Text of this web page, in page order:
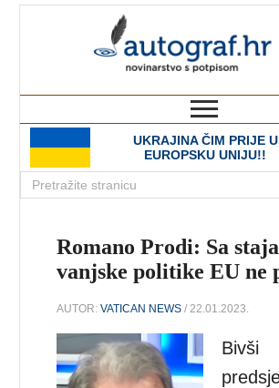
UKRAJINA ČIM PRIJE U
EUROPSKU UNIJU!!
Romano Prodi: Sa
vanjske politike EU ne
AUTOR:VATICAN NEWS / 22.01.2023.
Bivši